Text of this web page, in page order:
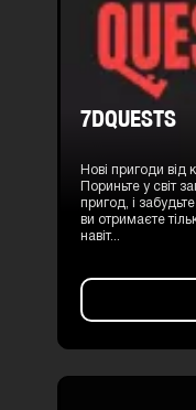
7DQUESTS
Нові пригоди від
Пориньте у світ
пригод, і
ви отримаєте
навіт...